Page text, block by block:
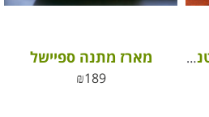
סידור טרופי מפואר הורטנסיות
מארז מתנה ספיישל
₪189